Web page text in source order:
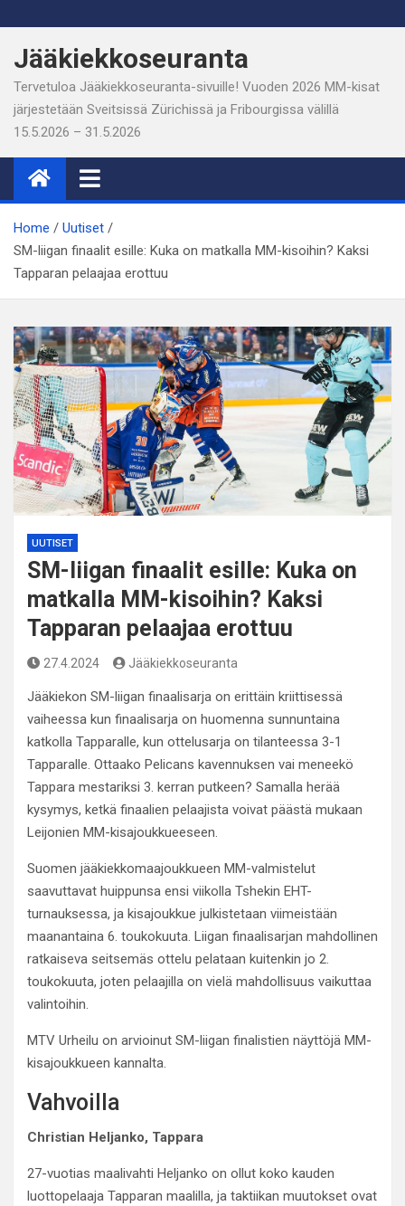
to
content
Jääkiekkoseuranta
Tervetuloa Jääkiekkoseuranta-sivuille! Vuoden 2026 MM-kisat
järjestetään Sveitsissä Zürichissä ja Fribourgissa välillä
15.5.2026 – 31.5.2026
Home
Uutiset
SM-liigan finaalit esille: Kuka on matkalla MM-kisoihin? Kaksi
Tapparan pelaajaa erottuu
UUTISET
SM-liigan finaalit esille: Kuka on
matkalla MM-kisoihin? Kaksi
Tapparan pelaajaa erottuu
27.4.2024 Jääkiekkoseuranta
Jääkiekon SM-liigan finaalisarja on erittäin kriittisessä
vaiheessa kun finaalisarja on huomenna sunnuntaina
katkolla Tapparalle, kun ottelusarja on tilanteessa 3-1
Tapparalle. Ottaako Pelicans kavennuksen vai meneekö
Tappara mestariksi 3. kerran putkeen? Samalla herää
kysymys, ketkä finaalien pelaajista voivat päästä mukaan
Leijonien MM-kisajoukkueeseen.
Suomen jääkiekkomaajoukkueen MM-valmistelut
saavuttavat huippunsa ensi viikolla Tshekin EHT-
turnauksessa, ja kisajoukkue julkistetaan viimeistään
maanantaina 6. toukokuuta. Liigan finaalisarjan mahdollinen
ratkaiseva seitsemäs ottelu pelataan kuitenkin jo 2.
toukokuuta, joten pelaajilla on vielä mahdollisuus vaikuttaa
valintoihin.
MTV Urheilu on arvioinut SM-liigan finalistien näyttöjä MM-
kisajoukkueen kannalta.
Vahvoilla
Christian Heljanko, Tappara
27-vuotias maalivahti Heljanko on ollut koko kauden
luottopelaaja Tapparan maalilla, ja taktiikan muutokset ovat